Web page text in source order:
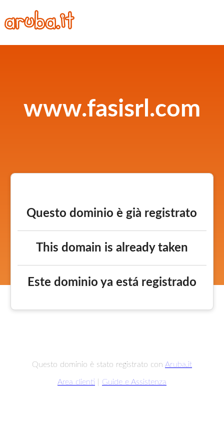
www.fasisrl.com
Questo dominio è già registrato
This domain is already taken
Este dominio ya está registrado
Questo dominio è stato registrato con Aruba.it
Area clienti Guide e Assistenza